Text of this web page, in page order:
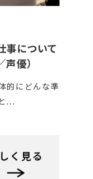
事について
優）
的にどんな準
...
く見る